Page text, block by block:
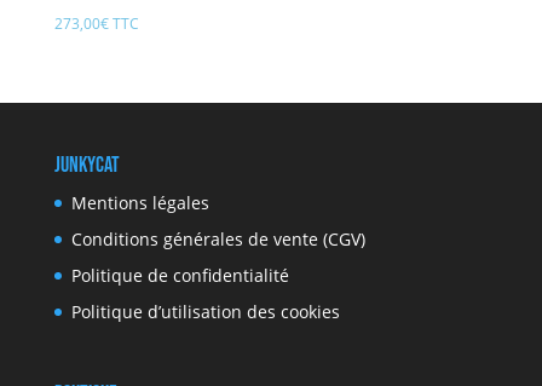
273,00€TTC
JunkyCat
Mentions légales
Conditions générales de vente (CGV)
Politique de confidentialité
Politique d’utilisation des cookies